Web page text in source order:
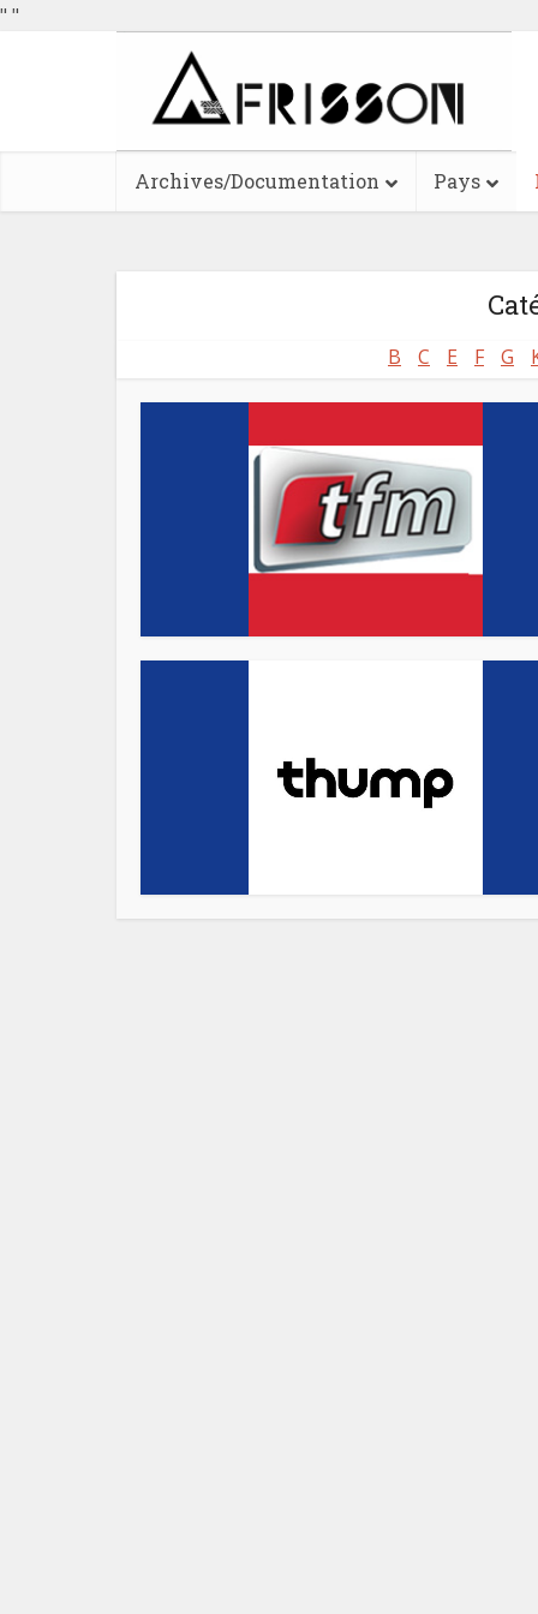
" "
Archives/Documentation Pays
B C E F G